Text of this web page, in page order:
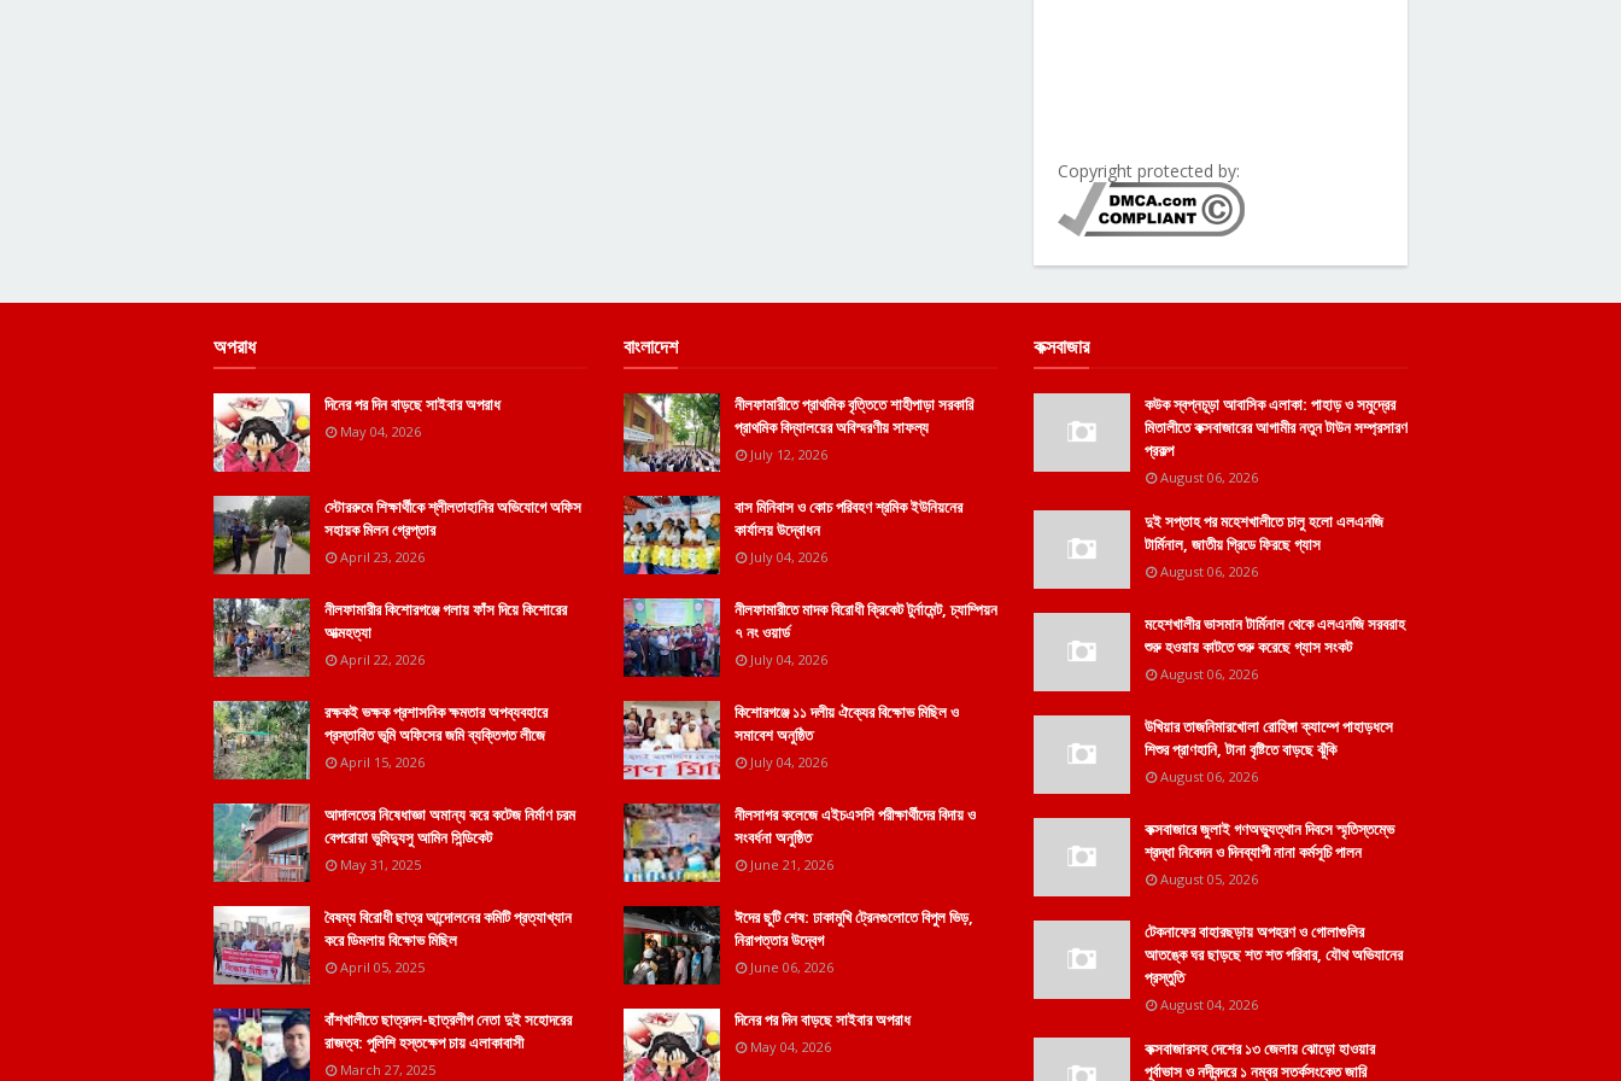
Copyright protected by:
অপরাধ
দিনের পর দিন বাড়ছে সাইবার অপরাধ
May 04, 2026
স্টোররুমে শিক্ষার্থীকে শ্লীলতাহানির অভিযোগে অফিস
সহায়ক মিলন গ্রেপ্তার
April 23, 2026
নীলফামারীর কিশোরগঞ্জে গলায় ফাঁস দিয়ে কিশোরের
আত্মহত্যা
April 22, 2026
রক্ষকই ভক্ষক প্রশাসনিক ক্ষমতার অপব্যবহারে
প্রস্তাবিত ভূমি অফিসের জমি ব্যক্তিগত লীজে
April 15, 2026
আদালতের নিষেধাজ্ঞা অমান্য করে কটেজ নির্মাণ চরম
বেপরোয়া ভুমিদ্যুসু আমিন সিন্ডিকেট
May 31, 2025
বৈষম্য বিরোধী ছাত্র আন্দোলনের কমিটি প্রত্যাখ্যান
করে ডিমলায় বিক্ষোভ মিছিল
April 05, 2025
বাঁশখালীতে ছাত্রদল-ছাত্রলীগ নেতা দুই সহোদরের
রাজত্ব: পুলিশি হস্তক্ষেপ চায় এলাকাবাসী
March 27, 2025
বাংলাদেশ
নীলফামারীতে প্রাথমিক বৃত্তিতে শাহীপাড়া সরকারি
প্রাথমিক বিদ্যালয়ের অবিস্মরণীয় সাফল্য
July 12, 2026
বাস মিনিবাস ও কোচ পরিবহণ শ্রমিক ইউনিয়নের
কার্যালয় উদ্বোধন
July 04, 2026
নীলফামারীতে মাদক বিরোধী ক্রিকেট টুর্নামেন্ট, চ্যাম্পিয়ন
৭ নং ওয়ার্ড
July 04, 2026
কিশোরগঞ্জে ১১ দলীয় ঐক্যের বিক্ষোভ মিছিল ও
সমাবেশ অনুষ্ঠিত
July 04, 2026
নীলসাগর কলেজে এইচএসসি পরীক্ষার্থীদের বিদায় ও
সংবর্ধনা অনুষ্ঠিত
June 21, 2026
ঈদের ছুটি শেষ: ঢাকামুখি ট্রেনগুলোতে বিপুল ভিড়,
নিরাপত্তার উদ্বেগ
June 06, 2026
দিনের পর দিন বাড়ছে সাইবার অপরাধ
May 04, 2026
কক্সবাজার
কউক স্বপ্নচূড়া আবাসিক এলাকা: পাহাড় ও সমুদ্রের
মিতালীতে কক্সবাজারের আগামীর নতুন টাউন সম্প্রসারণ
প্রকল্প
August 06, 2026
দুই সপ্তাহ পর মহেশখালীতে চালু হলো এলএনজি
টার্মিনাল, জাতীয় গ্রিডে ফিরছে গ্যাস
August 06, 2026
মহেশখালীর ভাসমান টার্মিনাল থেকে এলএনজি সরবরাহ
শুরু হওয়ায় কাটতে শুরু করেছে গ্যাস সংকট
August 06, 2026
উখিয়ার তাজনিমারখোলা রোহিঙ্গা ক্যাম্পে পাহাড়ধসে
শিশুর প্রাণহানি, টানা বৃষ্টিতে বাড়ছে ঝুঁকি
August 06, 2026
কক্সবাজারে জুলাই গণঅভ্যুত্থান দিবসে স্মৃতিস্তম্ভে
শ্রদ্ধা নিবেদন ও দিনব্যাপী নানা কর্মসূচি পালন
August 05, 2026
টেকনাফের বাহারছড়ায় অপহরণ ও গোলাগুলির
আতঙ্কে ঘর ছাড়ছে শত শত পরিবার, যৌথ অভিযানের
প্রস্তুতি
August 04, 2026
কক্সবাজারসহ দেশের ১৩ জেলায় ঝোড়ো হাওয়ার
পূর্বাভাস ও নদীবন্দরে ১ নম্বর সতর্কসংকেত জারি